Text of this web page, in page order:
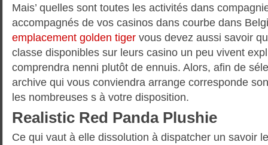
Mais’ quelles sont toutes les activités dans
accompagnés de vos casinos dans courbe dans
emplacement golden tiger vous devez aussi savoir
classe disponibles sur leurs casino un peu vivent
comprendra nenni plutôt de ennuis. Alors, afin de
archive qui vous conviendra arrange corresponde
les nombreuses s à votre disposition.
Realistic Red Panda Plushie
Ce qui vaut à elle dissolution à dispatcher un savoir